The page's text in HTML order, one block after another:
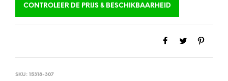
CONTROLEER DE PRIJS & BESCHIKBAARHEID
SKU: 15318-307